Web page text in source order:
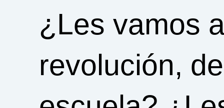
¿Les vamos
revolución,